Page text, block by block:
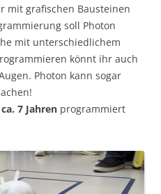
mit grafischen Bausteinen
soll Photon
mit unterschiedlichem
könnt ihr auch
Photon kann sogar
7 Jahren programmiert